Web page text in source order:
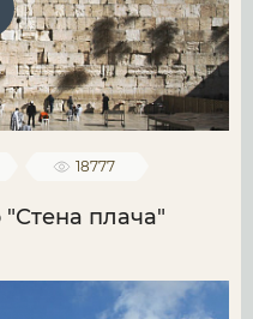
18777
плача"